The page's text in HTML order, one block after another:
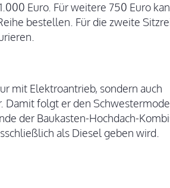
Euro. Für weitere 750 Euro
bestellen. Für die zweite
mit Elektroantrieb, sondern auch
Damit folgt er den
der Baukasten-Hochdach-
als Diesel geben wird.